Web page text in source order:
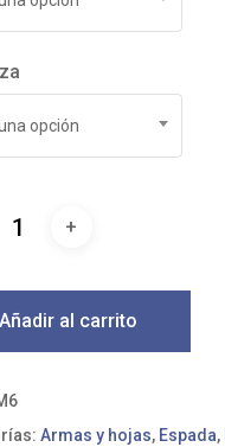
opción
Añadir al carrito
Armas y hojas, Espada,